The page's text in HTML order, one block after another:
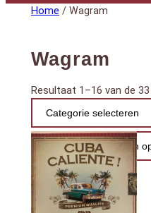
Home / Wagram
Wagram
Resultaat 1–16 van de